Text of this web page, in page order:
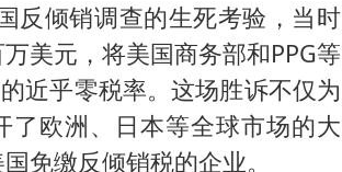
反倾销调查的生死考验，当时
美元，将美国商务部和PPG等
近乎零税率。这场胜诉不仅为
了欧洲、日本等全球市场的大
免缴反倾销税的企业。